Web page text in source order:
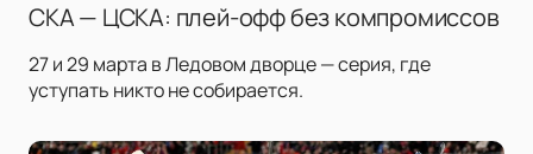
СКА — ЦСКА: плей-офф без компромиссов
27 и 29 марта в Ледовом дворце — серия, где
уступать никто не собирается.